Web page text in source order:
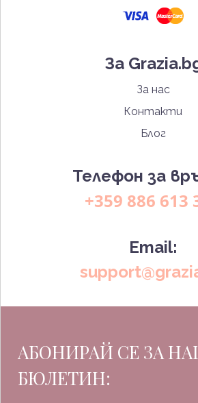
За
За нас
Контакти
Блог
Телефон за
+359 886 613
Email:
АБОНИРАЙ СЕ ЗА
БЮЛЕТИН: